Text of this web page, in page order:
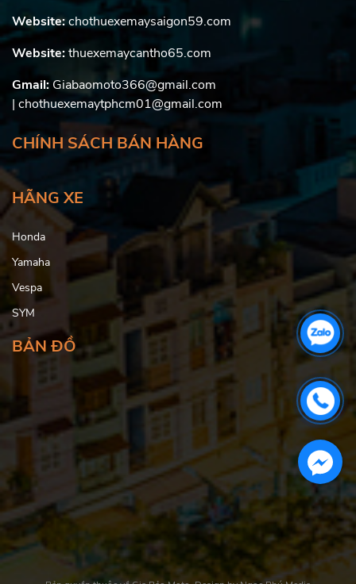
Website:chothuexemaysaigon59.com
Website:thuexemaycantho65.com
Gmail: Giabaomoto366@gmail.com
| chothuexemaytphcm01@gmail.com
CHÍNH SÁCH BÁN HÀNG
HÃNG XE
Honda
Yamaha
Vespa
SYM
BẢN ĐỒ